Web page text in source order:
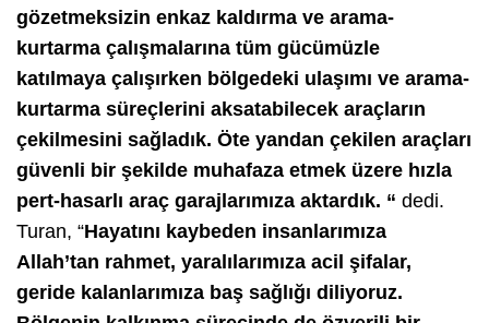
gözetmeksizin enkaz kaldırma ve arama-
kurtarma çalışmalarına tüm gücümüzle
katılmaya çalışırken bölgedeki ulaşımı ve arama-
kurtarma süreçlerini aksatabilecek araçların
çekilmesini sağladık. Öte yandan çekilen araçları
güvenli bir şekilde muhafaza etmek üzere hızla
pert-hasarlı araç garajlarımıza aktardık. “ dedi.
Turan, “Hayatını kaybeden insanlarımıza
Allah’tan rahmet, yaralılarımıza acil şifalar,
geride kalanlarımıza baş sağlığı diliyoruz.